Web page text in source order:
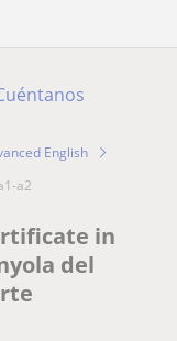
English
a2
in
del